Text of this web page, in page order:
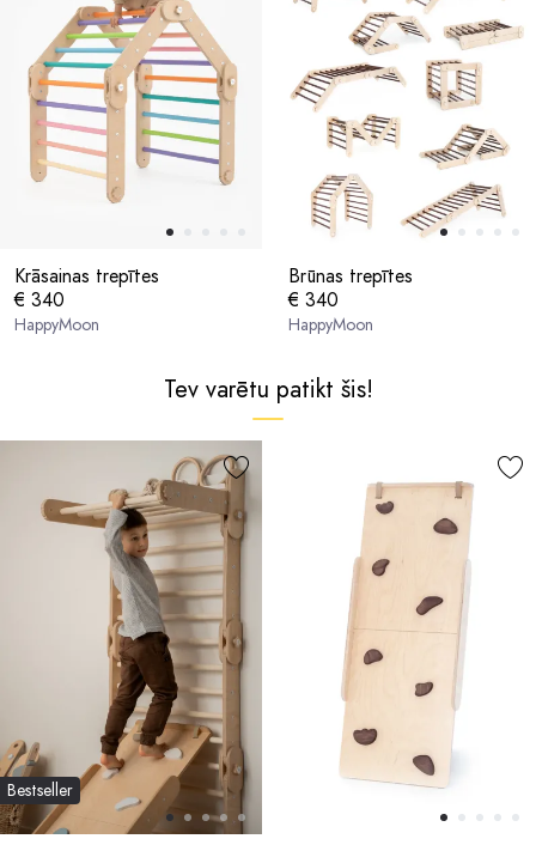
Krāsainas trepītes
€ 340
HappyMoon
Brūnas trepītes
€ 340
HappyMoon
Tev varētu patikt šis!
Bestseller